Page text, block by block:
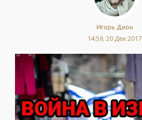
Игорь Дион
14:59, 20 Дек 2017